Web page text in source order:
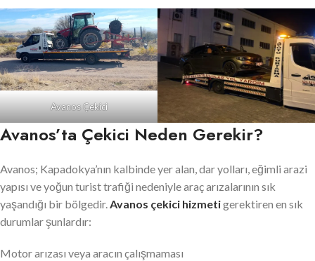
Avanos Çekici
Avanos’ta Çekici Neden Gerekir?
Avanos; Kapadokya’nın kalbinde yer alan, dar yolları, eğimli arazi
yapısı ve yoğun turist trafiği nedeniyle araç arızalarının sık
yaşandığı bir bölgedir.Avanos çekici hizmetigerektiren en sık
durumlar şunlardır:
Motor arızası veya aracın çalışmaması